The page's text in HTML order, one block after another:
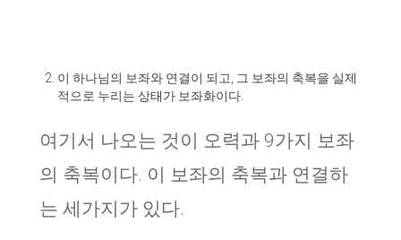
이 하나님의 보좌와 연결이 되고, 그 보좌의 축복을 실제
적으로 누리는 상태가 보좌화이다.
여기서 나오는 것이 오력과 9가지 보좌
의 축복이다. 이 보좌의 축복과 연결하
는 세가지가 있다.